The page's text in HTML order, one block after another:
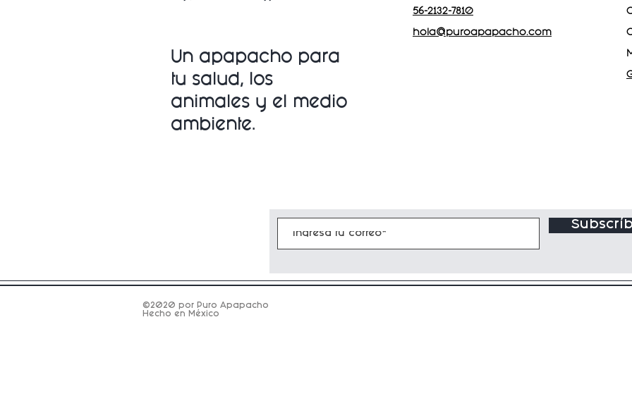
Un apapacho para
tu salud, los
animales y el medio
ambiente.
56-2132-7810
hola@puroapapacho.com
©2020 por Puro Apapacho
Hecho en México